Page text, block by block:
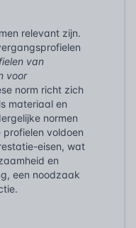
relevant zijn.
van
voor
norm richt zich
materiaal en
normen
voldoen
eisen, wat
en
een noodzaak